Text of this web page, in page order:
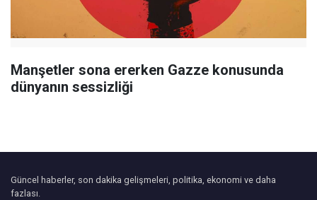
Manşetler sona ererken Gazze konusunda
dünyanın sessizliği
Güncel haberler, son dakika gelişmeleri, politika, ekonomi ve daha
fazlası.